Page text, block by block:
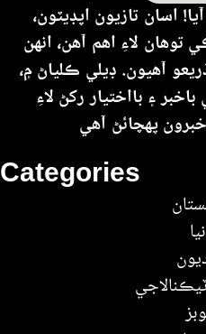
Categories
اسان تازيون اپڊيٽون،
لاءِ اهم آهن، انهن
آهيون. ڊيلي ڪلياڻ ۾،
۽ بااختيار رکڻ لاءِ